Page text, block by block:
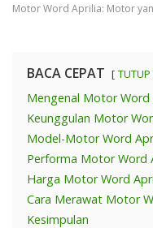
Motor Word Aprilia: Motor
BACA CEPAT TUTUP
Mengenal Motor Word
Keunggulan Motor
Model-Motor Word
Performa Motor Word
Harga Motor Word
Cara Merawat Motor
Kesimpulan